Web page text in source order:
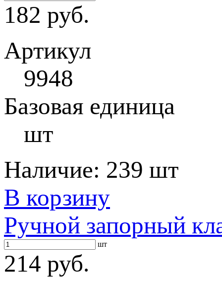
182 руб.
Артикул
9948
Базовая единица
шт
Наличие: 239 шт
В корзину
Ручной запорный
шт
214 руб.